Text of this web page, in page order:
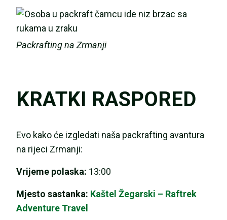
Packrafting na Zrmanji
KRATKI RASPORED
Evo kako će izgledati naša packrafting avantura
na rijeci Zrmanji:
Vrijeme polaska: 13:00
Mjesto sastanka: Kaštel Žegarski – Raftrek
Adventure Travel